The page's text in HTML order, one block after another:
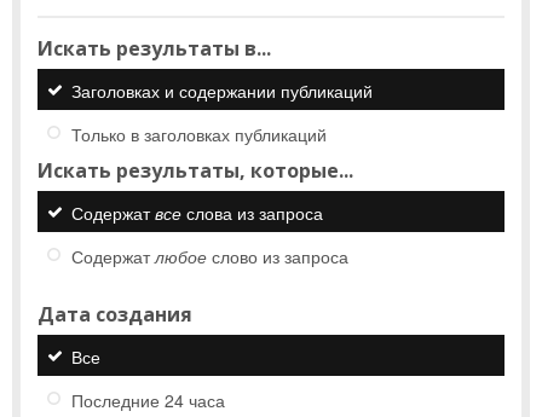
Искать результаты в...
Заголовках и содержании публикаций
Только в заголовках публикаций
Искать результаты, которые...
Содержатвсе слова из запроса
Содержатлюбое слово из запроса
Дата создания
Все
Последние 24 часа